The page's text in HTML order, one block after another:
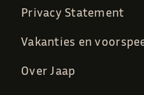
Privacy Statement
Vakanties en
Over Jaap